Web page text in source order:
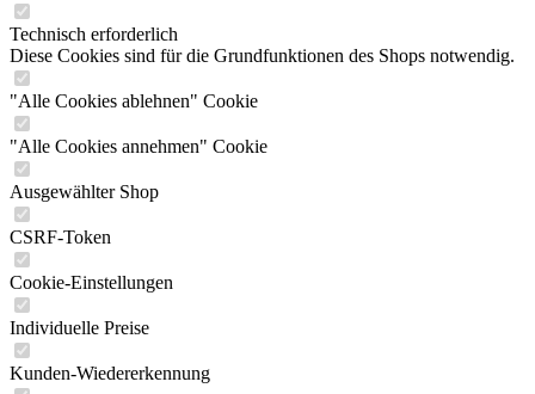
Technisch erforderlich
Diese Cookies sind für die Grundfunktionen des Shops notwendig.
"Alle Cookies ablehnen" Cookie
"Alle Cookies annehmen" Cookie
Ausgewählter Shop
CSRF-Token
Cookie-Einstellungen
Individuelle Preise
Kunden-Wiedererkennung